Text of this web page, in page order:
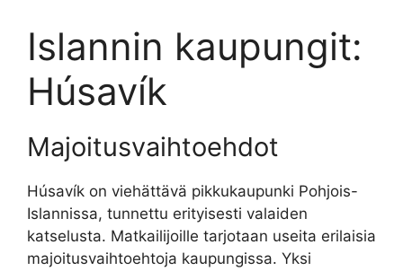
Islannin kaupungit:
Húsavík
Majoitusvaihtoehdot
Húsavík on viehättävä pikkukaupunki Pohjois-
Islannissa, tunnettu erityisesti valaiden
katselusta. Matkailijoille tarjotaan useita erilaisia
majoitusvaihtoehtoja kaupungissa. Yksi